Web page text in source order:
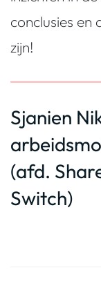
conclusies en
zijn!
Sjanien
(afd.
Switch)